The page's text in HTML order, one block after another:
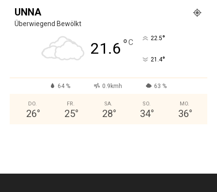
UNNA
Überwiegend Bewölkt
21.6 °C 22.5°
21.4°
64 % 0.9kmh 63 %
DO.
26°
FR.
25°
SA.
28°
SO.
34°
MO.
36°